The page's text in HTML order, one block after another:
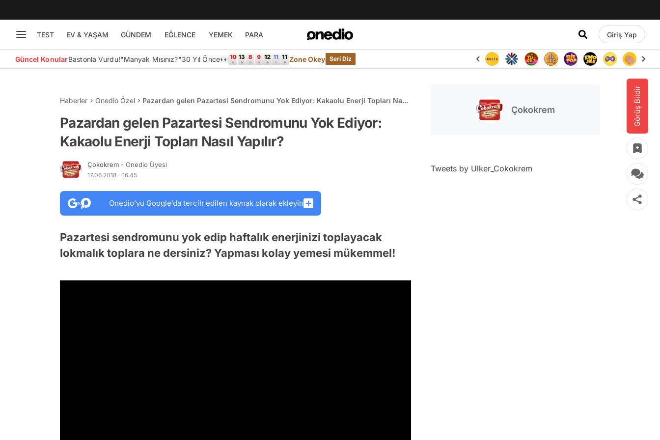
TEST EV & YAŞAM GÜNDEM EĞLENCE YEMEK PARA Giriş Yap
Güncel KonularBastonla Vurdu!"Manyak Mısınız?"30 Yıl Önce👀 Zone Okey Seri Diz
Görüş Bildir
Haberler Onedio Özel
Pazardan gelen Pazartesi Sendromunu Yok Ediyor: Kakaolu Enerji Topları Nasıl
Pazardan gelen Pazartesi Sendromunu Yok Ediyor:
Kakaolu Enerji Topları Nasıl Yapılır?
Çokokrem - Onedio Üyesi
17.06.2018 - 16:45
Onedio’yu Google’da tercih edilen kaynak olarak ekleyin
Pazartesi sendromunu yok edip haftalık enerjinizi toplayacak
lokmalık toplara ne dersiniz? Yapması kolay yemesi mükemmel!
Çokokrem
Tweets by Ulker_Cokokrem